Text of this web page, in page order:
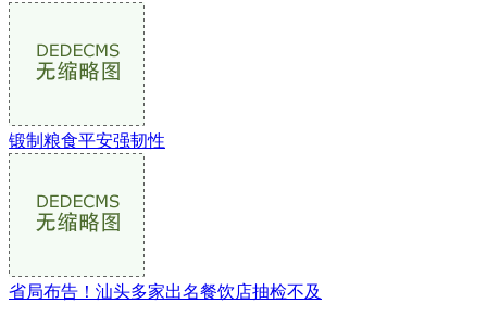
锻制粮食平安强韧性
省局布告！汕头多家出名餐饮店抽检不及